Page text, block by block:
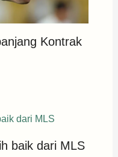
Kontrak
baik dari MLS